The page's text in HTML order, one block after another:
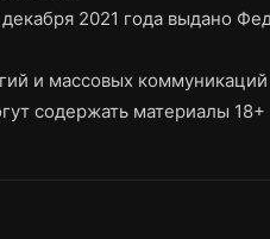
2021 года выдано
и массовых коммуникаций
содержать материалы 18+